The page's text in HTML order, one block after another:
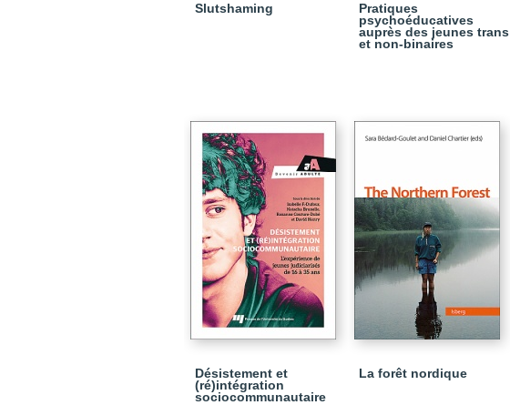
Slutshaming
Pratiques
psychoéducatives
auprès des jeunes trans
et non-binaires
Désistement et
(ré)intégration
sociocommunautaire
La forêt nordique